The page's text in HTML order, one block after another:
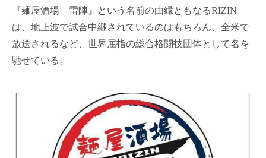
『麺屋酒場 雷陣』という名前の由縁ともなるRIZIN
は、地上波で試合中継されているのはもちろん、全米で
放送されるなど、世界屈指の総合格闘技団体として名を
馳せている。